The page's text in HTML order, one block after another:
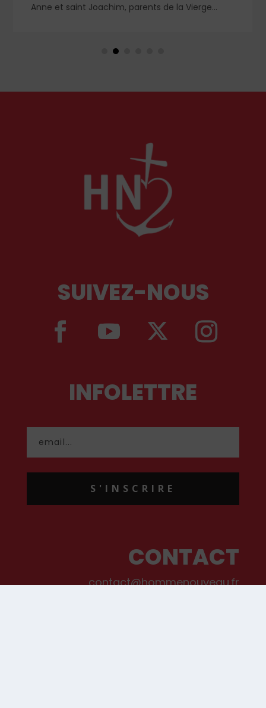
parents de la Vierge
célèbre par sa piété
Thomas Calmel fut
siècle. Deux
SUIVEZ-NOUS
INFOLETTRE
S'INSCRIRE
CONTACT
contact@hommenouveau.fr